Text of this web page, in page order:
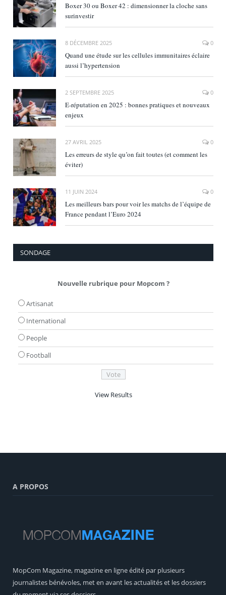
Boxer 30 ou Boxer 42 : dimensionner la cloche sans
surinvestir
8 DÉCEMBRE 2025 0
Quand une étude sur les cellules immunitaires éclaire
aussi l’hypertension
2 SEPTEMBRE 2025 0
E‑réputation en 2025 : bonnes pratiques et nouveaux
enjeux
27 AVRIL 2025 0
Les erreurs de style qu’on fait toutes (et comment les
éviter)
11 JUIN 2024 0
Les meilleurs bars pour voir les matchs de l’équipe de
France pendant l’Euro 2024
SONDAGE
Nouvelle rubrique pour Mopcom ?
Artisanat
International
People
Football
View Results
A PROPOS
MopCom Magazine, magazine en ligne édité par plusieurs
journalistes bénévoles, met en avant les actualités et les dossiers